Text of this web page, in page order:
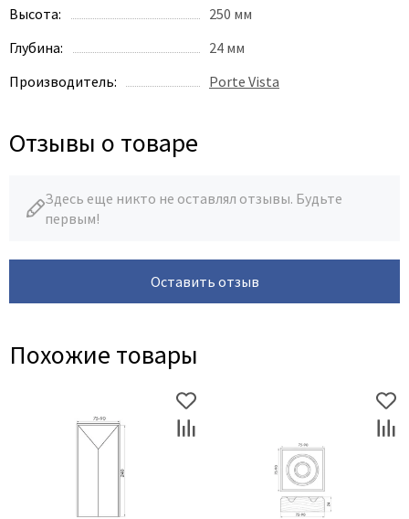
Высота:
250 мм
Глубина:
24 мм
Производитель:
Porte Vista
Отзывы о товаре
Здесь еще никто не оставлял отзывы. Будьте
первым!
Оставить отзыв
Похожие товары